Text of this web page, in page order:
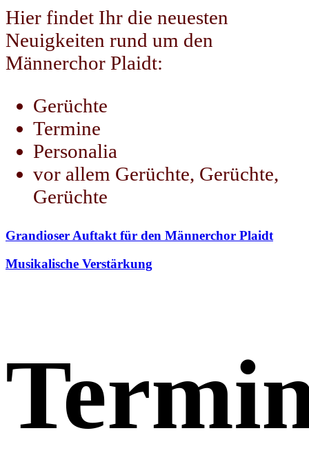
Hier findet Ihr die neuesten
Neuigkeiten rund um den
Männerchor Plaidt:
Gerüchte
Termine
Personalia
vor allem Gerüchte, Gerüchte,
Gerüchte
Grandioser Auftakt für den Männerchor Plaidt
Musikalische Verstärkung